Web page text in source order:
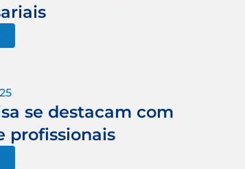
se destacam com
profissionais